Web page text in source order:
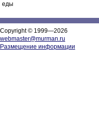
еды
Copyright © 1999—2026
webmaster@murman.ru
Размещение информации